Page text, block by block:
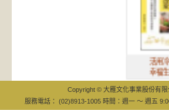
活用冷凍庫的
幸福生活提案
Copyright © 大雁文化事業股份有
服務電話： (02)8913-1005 時間：週一 ～ 週五